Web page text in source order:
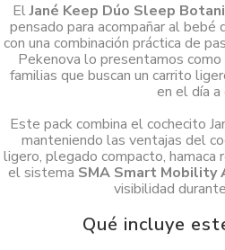
ElJané Keep Dúo Sleep
pensado para acompañar al bebé
con una combinación práctica de
Pekenova lo presentamos
familias que buscan un carrito
en el día a
Este pack combina el cochecito
manteniendo las ventajas del
ligero, plegado compacto,
el sistema SMA Smart Mobility
visibilidad
Qué incluye